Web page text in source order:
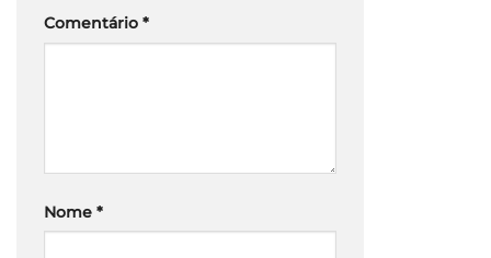
Comentário *
Nome *